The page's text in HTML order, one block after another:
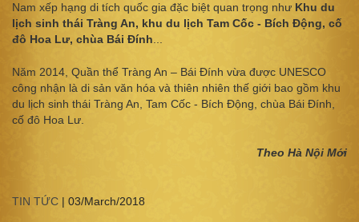
Nam xếp hạng di tích quốc gia đặc biệt quan trọng như Khu du
lịch sinh thái Tràng An, khu du lịch Tam Cốc - Bích Động, cố
đô Hoa Lư, chùa Bái Đính...
Năm 2014, Quần thể Tràng An – Bái Đính vừa được UNESCO
công nhận là di sản văn hóa và thiên nhiên thế giới bao gồm khu
du lịch sinh thái Tràng An, Tam Cốc - Bích Động, chùa Bái Đính,
cố đô Hoa Lư.
Theo Hà Nội Mới
TIN TỨC | 03/March/2018